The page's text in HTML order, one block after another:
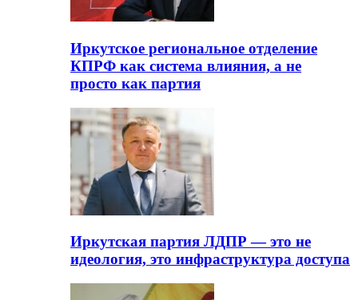
Иркутское региональное отделение
КПРФ как система влияния, а не
просто как партия
Иркутская партия ЛДПР — это не
идеология, это инфраструктура доступа